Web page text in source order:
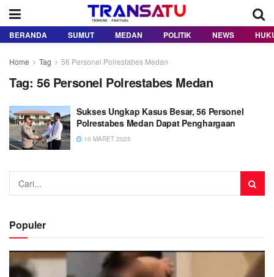
BERANDA SUMUT MEDAN POLITIK NEWS
Home Tag 56 Personel Polrestabes Medan
Tag: 56 Personel Polrestabes Medan
Sukses Ungkap Kasus Besar, 56 Personel
Polrestabes Medan Dapat Penghargaan
10 MARET 2025
Populer